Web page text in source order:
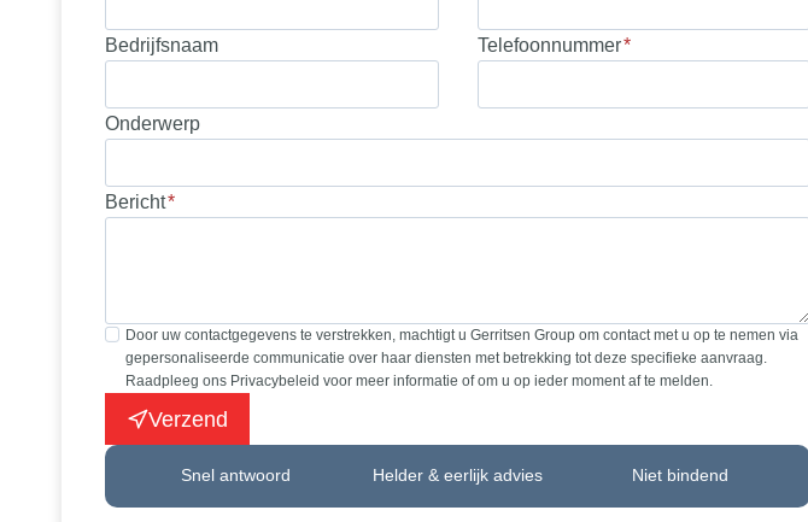
Bedrijfsnaam Telefoonnummer*
Onderwerp
Bericht*
Door uw contactgegevens te verstrekken, machtigt u Gerritsen Group om contact met u op te nemen via
gepersonaliseerde communicatie over haar diensten met betrekking tot deze specifieke aanvraag.
Raadpleeg ons Privacybeleid voor meer informatie of om u op ieder moment af te melden.
Verzend
Snel antwoord Helder & eerlijk advies Niet bindend